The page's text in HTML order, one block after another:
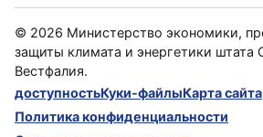
© 2026 Министерство экономики,
защиты климата и энергетики штата
Вестфалия.
доступностьКуки-файлыКарта сайта
Политика конфиденциальности